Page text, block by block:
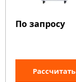
По запросу
Рассчитать